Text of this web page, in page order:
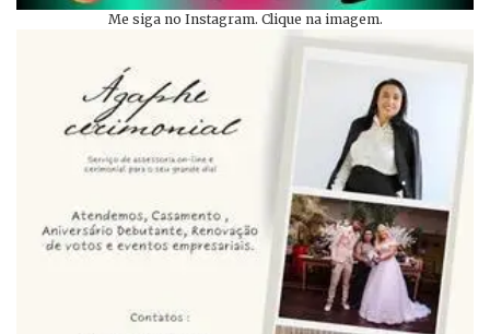
Me siga no Instagram. Clique na imagem.